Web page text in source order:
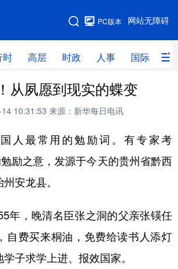
网站无障碍
PC版本
时 高层 时政 人事 国际 财
网站地图
高层 时政 人事
财经 网评
思客智库 全球连线 教育
科创 量子 体育
书画
视频 图片 政务
中央文件 金融 汽车
人居 信息化 数字经济
从夙愿到现实的蝶变
10:31:53 来源：新华每日电讯
人最常用的勉励词。有专家考
勉励之意，发源于今天的贵州省黔西
安龙县。
，晚清名臣张之洞的父亲张锳任
自费买来桐油，免费给读书人添灯
子求学上进、报效国家。